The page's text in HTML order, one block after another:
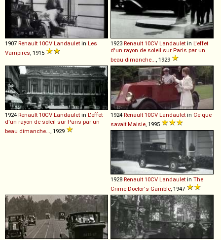
1907 Renault 10CV Landaulet in Les
Vampires , 1915
1923 Renault 10CV Landaulet in L'effet
d'un rayon de soleil sur Paris par un
beau dimanche...
, 1929
1924 Renault 10CV Landaulet in L'effet
d'un rayon de soleil sur Paris par un
beau dimanche...
, 1929
1924 Renault 10CV Landaulet in Ce que
savait Maisie , 1995
1928 Renault 10CV Landaulet in The
Crime Doctor's Gamble , 1947